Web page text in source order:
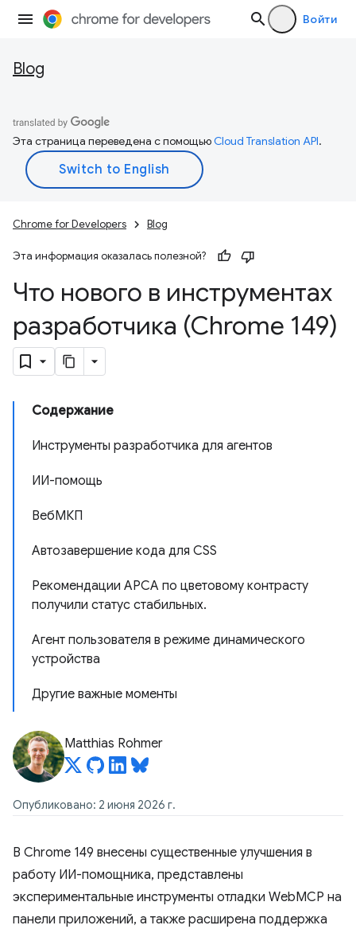
Войти
Blog
Эта страница переведена с помощьюCloud Translation API.
Chrome for Developers Blog
Эта информация оказалась полезной?
Что нового в инструментах
разработчика (Chrome 149)
Содержание
Инструменты разработчика для агентов
ИИ-помощь
ВебМКП
Автозавершение кода для CSS
Рекомендации APCA по цветовому контрасту
получили статус стабильных.
Агент пользователя в режиме динамического
устройства
Другие важные моменты
Matthias Rohmer
Опубликовано: 2 июня 2026 г.
В Chrome 149 внесены существенные улучшения в
работу ИИ-помощника, представлены
экспериментальные инструменты отладки WebMCP на
панели приложений, а также расширена поддержка